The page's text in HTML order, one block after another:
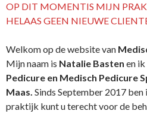
OP DIT MOMENTIS MIJN
HELAAS GEEN NIEUWE
Welkom op de website van
Mijn naam is Natalie Basten en
Pedicure en Medisch Pedicure
Maas. Sinds September 2017 ben
praktijk kunt u terecht voor de